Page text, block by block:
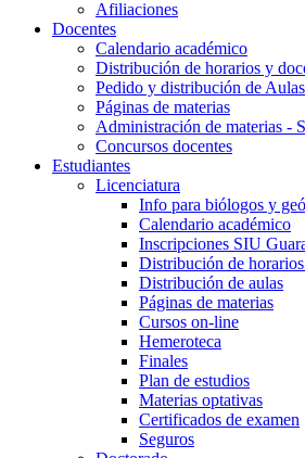
Afiliaciones
Docentes
Calendario académico
Distribución de horarios y
Pedido y distribución de Aulas
Páginas de materias
Administración de materias -
Concursos docentes
Estudiantes
Licenciatura
Info para biólogos y
Calendario académico
Inscripciones SIU
Distribución de
Distribución de aulas
Páginas de materias
Cursos on-line
Hemeroteca
Finales
Plan de estudios
Materias optativas
Certificados de examen
Seguros